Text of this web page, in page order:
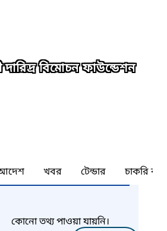
বিমোচন ফাউন্ডেশন
খবর টেন্ডার চাকরি
কোনো তথ্য পাওয়া যায়নি।